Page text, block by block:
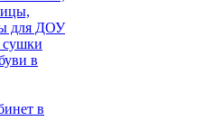
для ДОУ
в
в